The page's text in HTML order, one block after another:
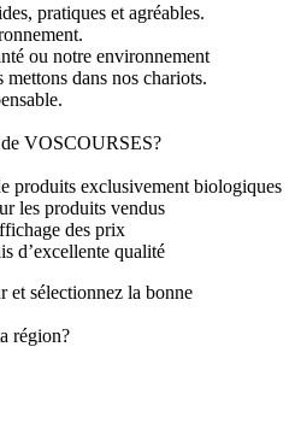
pratiques et agréables.
ou notre environnement
mettons dans nos chariots.
de VOSCOURSES?
produits exclusivement biologiques
les produits vendus
des prix
d’excellente qualité
et sélectionnez la bonne
région?